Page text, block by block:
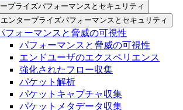
プライズパフォーマンスとセキュリティ
エンタープライズパフォーマンスとセキュリティ
フォーマンスと脅威の可視性
パフォーマンスと脅威の可視性
エンドユーザのエクスペリエンス
強化されたフロー収集
パケット解析
パケットキャプチャ収集
パケットメタデータ収集